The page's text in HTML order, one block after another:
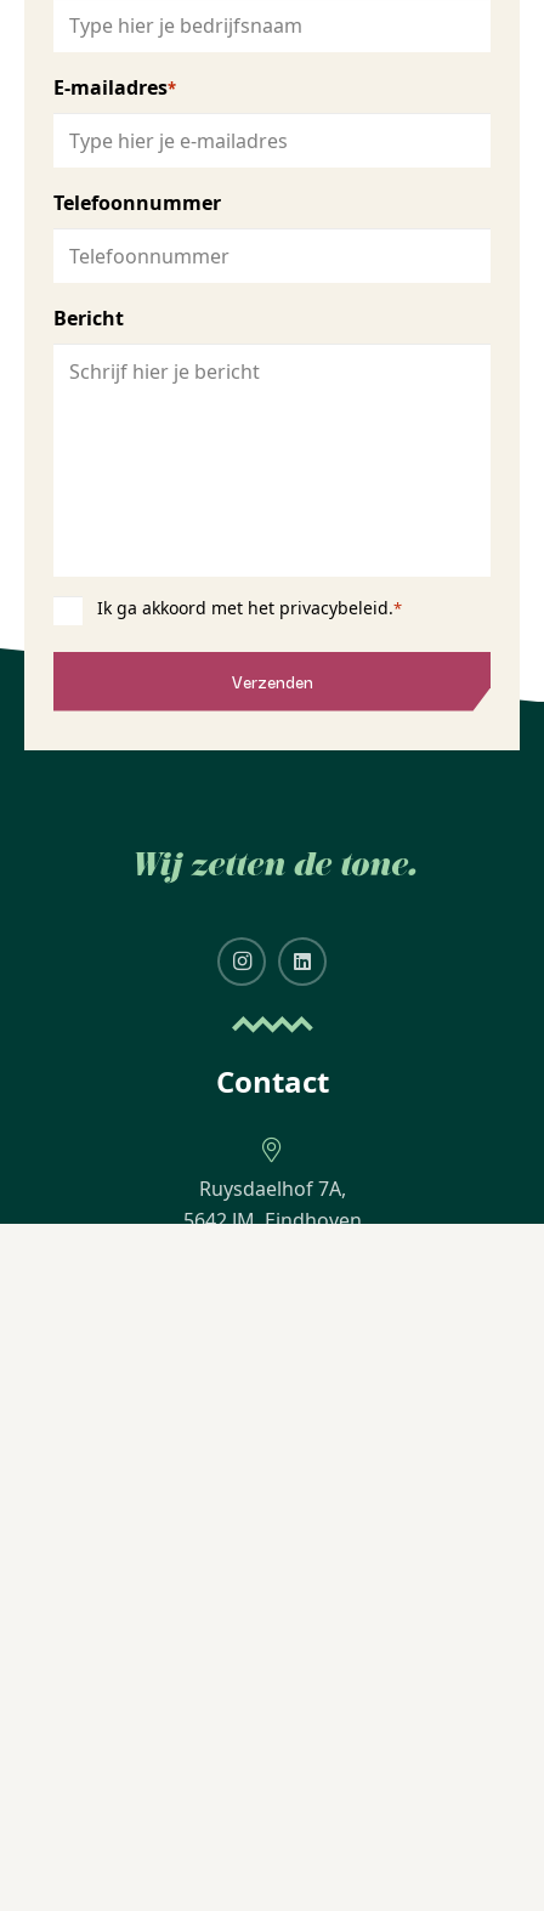
E-mailadres*
Telefoonnummer
Bericht
Instemming*
Ik ga akkoord met het privacybeleid.*
Wij zetten de tone.
Contact
Ruysdaelhof 7A,
5642 JM, Eindhoven